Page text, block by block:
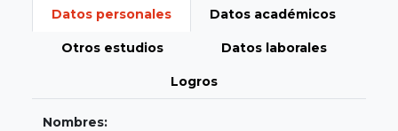
Datos personales Datos académicos
Otros estudios Datos laborales
Logros
Nombres: